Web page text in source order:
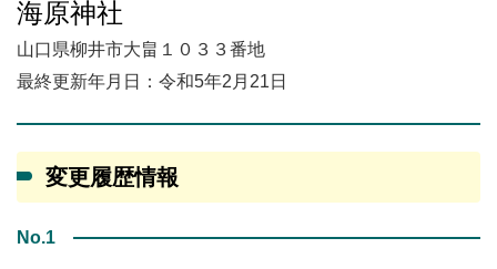
海原神社
山口県柳井市大畠１０３３番地
最終更新年月日：令和5年2月21日
変更履歴情報
No.1